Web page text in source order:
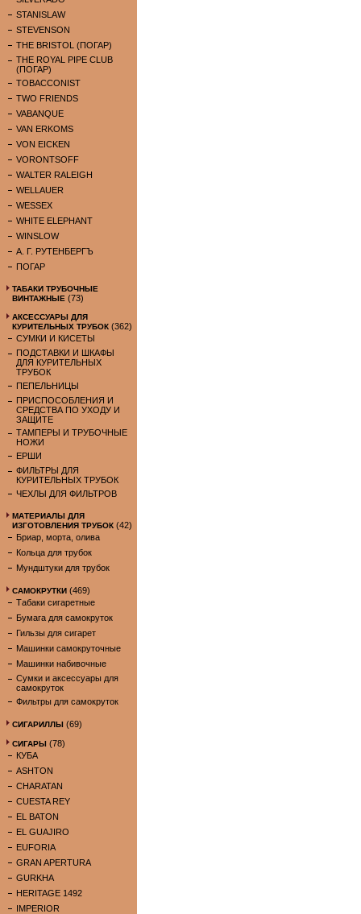
STANISLAW
STEVENSON
THE BRISTOL (ПОГАР)
THE ROYAL PIPE CLUB
(ПОГАР)
TOBACCONIST
TWO FRIENDS
VABANQUE
VAN ERKOMS
VON EICKEN
VORONTSOFF
WALTER RALEIGH
WELLAUER
WESSEX
WHITE ELEPHANT
WINSLOW
А. Г. РУТЕНБЕРГЪ
ПОГАР
ТАБАКИ ТРУБОЧНЫЕ
ВИНТАЖНЫЕ (73)
АКСЕССУАРЫ ДЛЯ
КУРИТЕЛЬНЫХ ТРУБОК (362)
СУМКИ И КИСЕТЫ
ПОДСТАВКИ И ШКАФЫ
ДЛЯ КУРИТЕЛЬНЫХ
ТРУБОК
ПЕПЕЛЬНИЦЫ
ПРИСПОСОБЛЕНИЯ И
СРЕДСТВА ПО УХОДУ И
ЗАЩИТЕ
ТАМПЕРЫ И ТРУБОЧНЫЕ
НОЖИ
ЕРШИ
ФИЛЬТРЫ ДЛЯ
КУРИТЕЛЬНЫХ ТРУБОК
ЧЕХЛЫ ДЛЯ ФИЛЬТРОВ
МАТЕРИАЛЫ ДЛЯ
ИЗГОТОВЛЕНИЯ ТРУБОК (42)
Бриар, морта, олива
Кольца для трубок
Мундштуки для трубок
САМОКРУТКИ (469)
Табаки сигаретные
Бумага для самокруток
Гильзы для сигарет
Машинки самокруточные
Машинки набивочные
Сумки и аксессуары для
самокруток
Фильтры для самокруток
СИГАРИЛЛЫ (69)
СИГАРЫ (78)
КУБА
ASHTON
CHARATAN
CUESTA REY
EL BATON
EL GUAJIRO
EUFORIA
GRAN APERTURA
GURKHA
HERITAGE 1492
IMPERIOR